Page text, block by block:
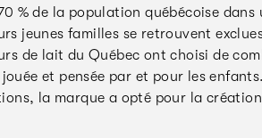
% de la population québécoise
jeunes familles se retrouvent
de lait du Québec ont choisi de
et pensée par et pour les
la marque a opté pour la